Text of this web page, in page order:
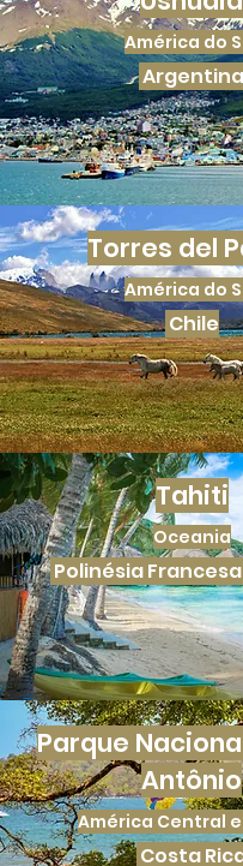
América do
Argentina
Torres del
América do
Chile
Tahiti
Oceania
Polinésia
Parque
Antônio
América Central
Costa